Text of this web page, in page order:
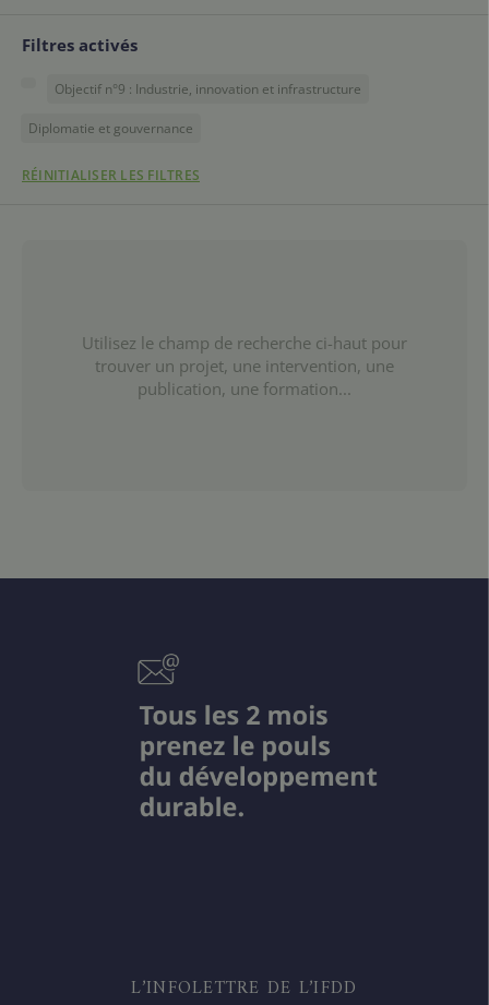
Filtres activés
Objectif n°9 : Industrie, innovation et infrastructure
Diplomatie et gouvernance
RÉINITIALISER LES FILTRES
Utilisez le champ de recherche ci-haut pour
trouver un projet, une intervention, une
publication, une formation...
L’INFOLETTRE DE L’IFDD